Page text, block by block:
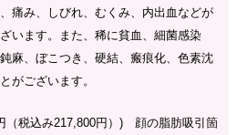
痛み、しびれ、むくみ、内出血などが
います。また、稀に貧血、細菌感染
麻、ぼこつき、硬結、瘢痕化、色素沈
がございます。
（税込み217,800円）) 顔の脂肪吸引箇